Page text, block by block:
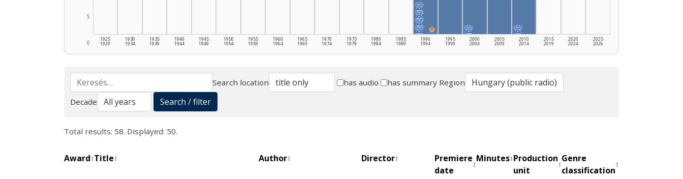
0
5
1925
1929
1930
1934
1935
1939
1940
1944
1945
1949
1950
1954
1955
1959
1960
1964
1965
1969
1970
1974
1975
1979
1980
1984
1985
1989
🏆
🏆
🏆
🏆
★
1990
1994
1995
1999
🏆
2000
2004
2005
2009
🏆
2010
2014
2015
2019
2020
2024
2025
2026
Search
Search location has audio has summary Region
Decade
Search / filter
Total results: 58. Displayed: 50.
Award↕Title↕ Author↕ Director↕
Premiere
date
↕
Minutes↕Production
unit
↕
Genre
classification
↕